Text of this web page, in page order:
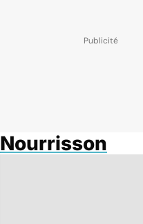
Nourrisson